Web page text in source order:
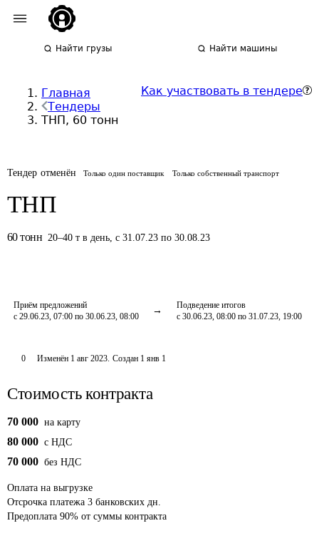
Найти грузы Найти машины
Главная
Тендеры
ТНП, 60 тонн
Как участвовать в тендере
Тендер отменён Только один поставщик Только собственный транспорт
ТНП
60 тонн 20–40 т в день,с 31.07.23 по 30.08.23
Приём предложений
с 29.06.23, 07:00 по 30.06.23, 08:00
Подведение итогов
с 30.06.23, 08:00 по 31.07.23, 19:00
0 Изменён 1 авг 2023. Создан 1 янв 1
Стоимость контракта
70 000 на карту
80 000 c НДС
70 000 без НДС
Оплата на выгрузке
Отсрочка платежа 3 банковских дн.
Предоплата 90% от суммы контракта